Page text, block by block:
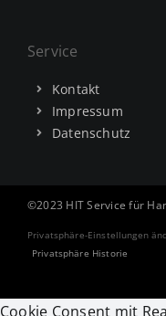
Service
Kontakt
Impressum
Datenschutz
©2023 HIT Service für
Privatsphäre-Einstellungen
Privatsphäre Historie
Cookie Consent mit